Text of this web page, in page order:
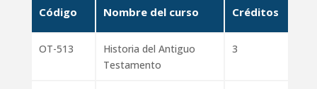
Código Nombre del curso Créditos
OT-513
Historia del Antiguo
Testamento
3